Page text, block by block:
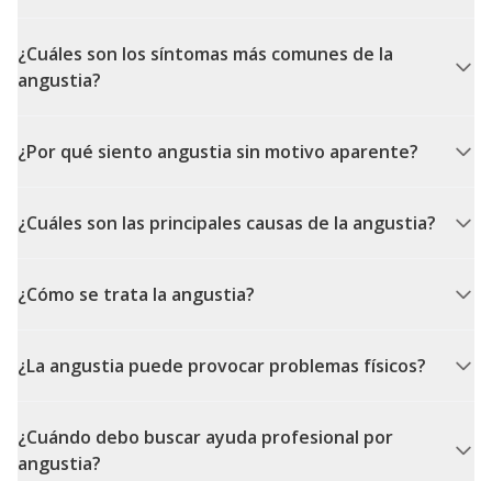
¿Cuáles son los síntomas más comunes de la
angustia?
¿Por qué siento angustia sin motivo aparente?
¿Cuáles son las principales causas de la angustia?
¿Cómo se trata la angustia?
¿La angustia puede provocar problemas físicos?
¿Cuándo debo buscar ayuda profesional por
angustia?